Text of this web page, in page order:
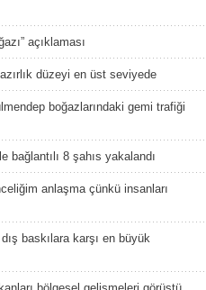
açıklaması
düzeyi en üst seviyede
boğazlarındaki gemi trafiği
bağlantılı 8 şahıs yakalandı
anlaşma çünkü insanları
baskılara karşı en büyük